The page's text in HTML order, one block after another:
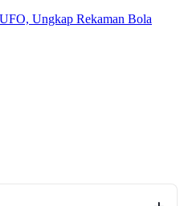
Ungkap Rekaman Bola